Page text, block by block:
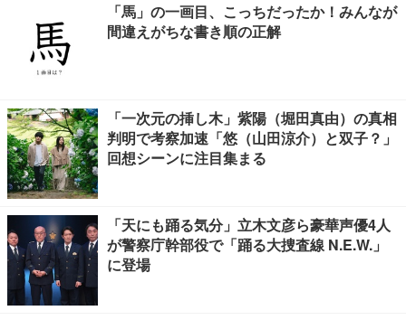
「馬」の一画目、こっちだったか！みんなが
間違えがちな書き順の正解
「一次元の挿し木」紫陽（堀田真由）の真相
判明で考察加速「悠（山田涼介）と双子？」
回想シーンに注目集まる
「天にも踊る気分」立木文彦ら豪華声優4人
が警察庁幹部役で「踊る大捜査線 N.E.W.」
に登場